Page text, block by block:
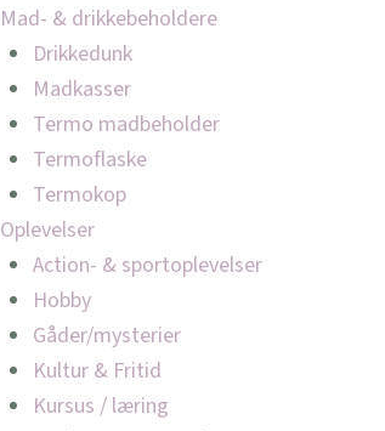
Mad- & drikkebeholdere
Drikkedunk
Madkasser
Termo madbeholder
Termoflaske
Termokop
Oplevelser
Action- & sportoplevelser
Hobby
Gåder/mysterier
Kultur & Fritid
Kursus / læring